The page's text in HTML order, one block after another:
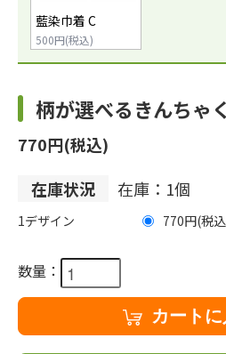
藍染巾着 C
500円(税込)
柄が選べるきんちゃ
770円(税込)
在庫状況
在庫：1個
1デザイン 770円(税
数量：
カート